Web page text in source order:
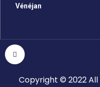
Vénéjan
Copyright © 2022 All